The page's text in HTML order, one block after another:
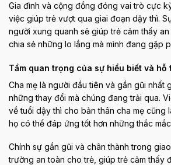
Gia đình và cộng đồng đóng vai trò cực
việc giúp trẻ vượt qua giai đoạn dậy thì.
người xung quanh sẽ giúp trẻ cảm thấy
chia sẻ những lo lắng mà mình đang gặp
Tầm quan trọng của sự hiểu biết và hỗ
Cha mẹ là người đầu tiên và gần gũi nhất
những thay đổi mà chúng đang trải qua.
về tuổi dậy thì cho bản thân cha mẹ cũng
họ có thể đáp ứng tốt hơn những thắc
Chính sự gần gũi và chân thành trong
trường an toàn cho trẻ, giúp trẻ cảm thấy